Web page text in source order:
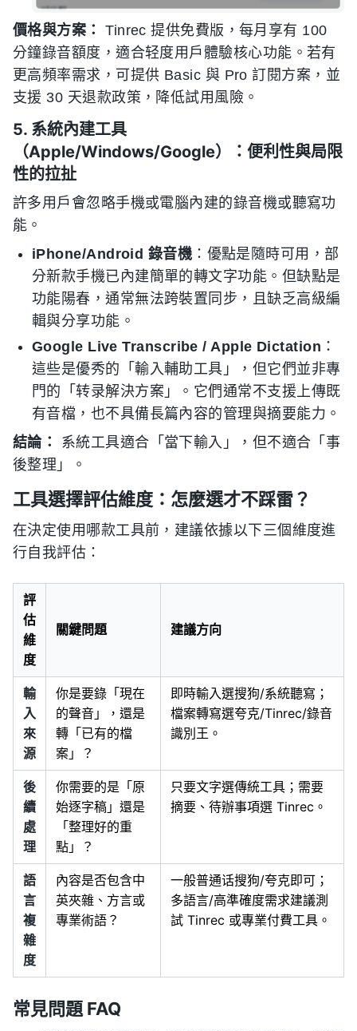
價格與方案：
Tinrec 提供免費版，每月享有 100
分鐘錄音額度，適合轻度用戶體驗核心功能。若有
更高頻率需求，可提供 Basic 與 Pro 訂閱方案，並
支援 30 天退款政策，降低試用風險。
5. 系統內建工具
（Apple/Windows/Google）：便利性與局限
性的拉扯
許多用戶會忽略手機或電腦內建的錄音機或聽寫功
能。
iPhone/Android 錄音機 ：優點是隨時可用，部
分新款手機已內建簡單的轉文字功能。但缺點是
功能陽春，通常無法跨裝置同步，且缺乏高級編
輯與分享功能。
Google Live Transcribe / Apple Dictation ：
這些是優秀的「輸入輔助工具」，但它們並非專
門的「转录解決方案」。它們通常不支援上傳既
有音檔，也不具備長篇內容的管理與摘要能力。
結論：
系統工具適合「當下輸入」，但不適合「事
後整理」。
工具選擇評估維度：怎麼選才不踩雷？
在決定使用哪款工具前，建議依據以下三個維度進
行自我評估：
評
估
維
度
關鍵問題 建議方向
輸
入
來
源
你是要錄「現在
的聲音」，還是
轉「已有的檔
案」？
即時輸入選搜狗/系統聽寫；
檔案轉寫選夸克/Tinrec/錄音
識別王。
後
續
處
理
你需要的是「原
始逐字稿」還是
「整理好的重
點」？
只要文字選傳統工具；需要
摘要、待辦事項選 Tinrec。
語
言
複
雜
度
內容是否包含中
英夾雜、方言或
專業術語？
一般普通话搜狗/夸克即可；
多語言/高準確度需求建議測
試 Tinrec 或專業付費工具。
常見問題 FAQ